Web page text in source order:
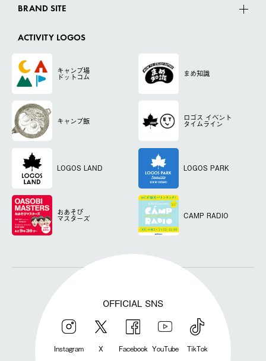
BRAND SITE
ACTIVITY LOGOS
キャンプ場
ドットコム まめ知識
キャンプ飯 ロゴス イベント
タイムライン
LOGOS LAND LOGOS PARK
おあそび
マスターズ CAMP RADIO
OFFICIAL SNS
Instagram X Facebook YouTube TikTok